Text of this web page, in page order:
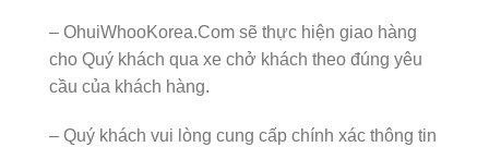
– OhuiWhooKorea.Com sẽ thực hiện giao hàng
cho Quý khách qua xe chở khách theo đúng yêu
cầu của khách hàng.
– Quý khách vui lòng cung cấp chính xác thông tin